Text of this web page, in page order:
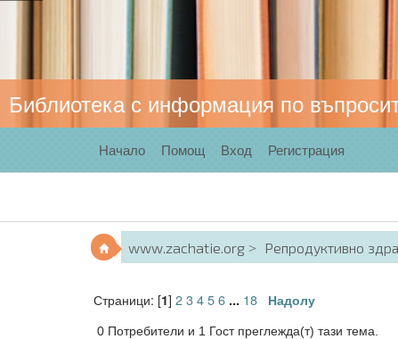
Библиотека с информация по
Начало Помощ Вход Регистрация
www.zachatie.org Репродуктивно
Страници: [1] 23456 ... 18 Надолу
0 Потребители и 1 Гост преглежда(т) тази тема.